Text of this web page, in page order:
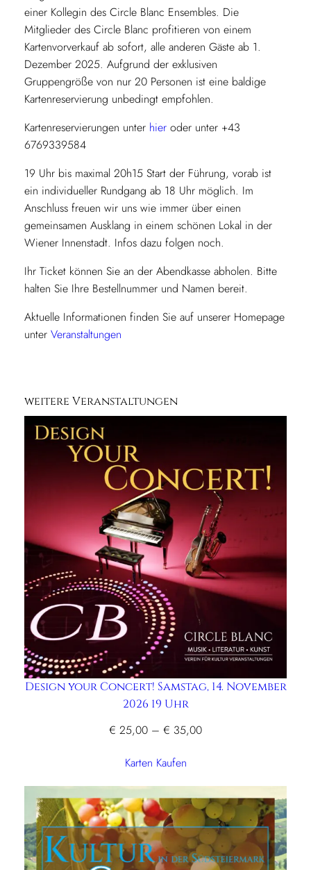
s
t
a
g
,
2
6
F
e
b
r
u
a
2
0
2
h
r
einer Kollegin des Circle Blanc Ensembles. Die
Mitglieder des Circle Blanc profitieren von einem
Kartenvorverkauf ab sofort, alle anderen Gäste ab 1.
Dezember 2025. Aufgrund der exklusiven
Gruppengröße von nur 20 Personen ist eine baldige
Kartenreservierung unbedingt empfohlen.
Kartenreservierungen unter hier oder unter +43
6769339584
19 Uhr bis maximal 20h15 Start der Führung, vorab ist
ein individueller Rundgang ab 18 Uhr möglich. Im
Anschluss freuen wir uns wie immer über einen
gemeinsamen Ausklang in einem schönen Lokal in der
Wiener Innenstadt. Infos dazu folgen noch.
Ihr Ticket können Sie an der Abendkasse abholen. Bitte
halten Sie Ihre Bestellnummer und Namen bereit.
Aktuelle Informationen finden Sie auf unserer Homepage
unter Veranstaltungen
weitere Veranstaltungen
Design your Concert! Samstag, 14. November
2026 19 Uhr
€ 25,00 – € 35,00Preisspanne:
Karten Kaufen